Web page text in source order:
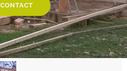
CONTACT